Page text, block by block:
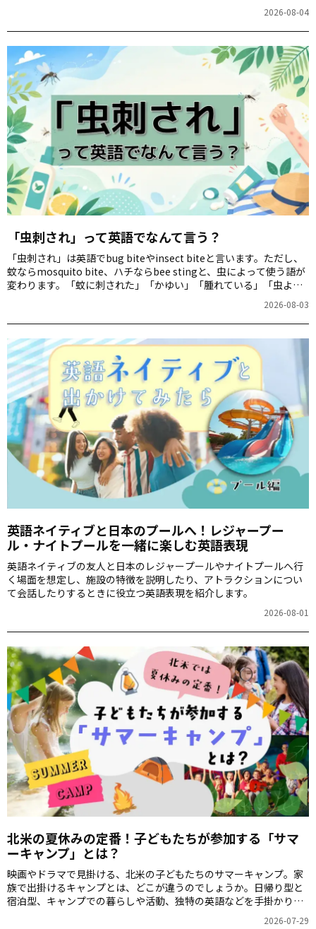
2026-08-04
「虫刺され」って英語でなんて言う？
「虫刺され」は英語でbug biteやinsect biteと言います。ただし、
蚊ならmosquito bite、ハチならbee stingと、虫によって使う語が
変わります。「蚊に刺された」「かゆい」「腫れている」「虫よけ
2026-08-03
英語ネイティブと日本のプールへ！レジャープー
ル・ナイトプールを一緒に楽しむ英語表現
英語ネイティブの友人と日本のレジャープールやナイトプールへ行
く場面を想定し、施設の特徴を説明したり、アトラクションについ
て会話したりするときに役立つ英語表現を紹介します。
2026-08-01
北米の夏休みの定番！子どもたちが参加する「サマ
ーキャンプ」とは？
映画やドラマで見掛ける、北米の子どもたちのサマーキャンプ。家
族で出掛けるキャンプとは、どこが違うのでしょうか。日帰り型と
宿泊型、キャンプでの暮らしや活動、独特の英語などを手掛かり
2026-07-29